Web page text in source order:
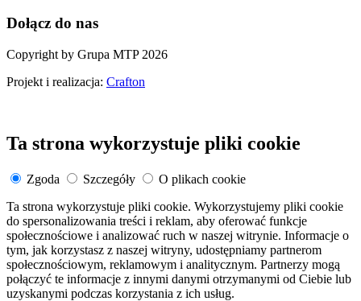
Dołącz do nas
Copyright by Grupa MTP 2026
Projekt i realizacja: Crafton
Ta strona wykorzystuje pliki cookie
Zgoda Szczegóły
O plikach cookie
Ta strona wykorzystuje pliki cookie. Wykorzystujemy pliki cookie
do spersonalizowania treści i reklam, aby oferować funkcje
społecznościowe i analizować ruch w naszej witrynie. Informacje o
tym, jak korzystasz z naszej witryny, udostępniamy partnerom
społecznościowym, reklamowym i analitycznym. Partnerzy mogą
połączyć te informacje z innymi danymi otrzymanymi od Ciebie lub
uzyskanymi podczas korzystania z ich usług.